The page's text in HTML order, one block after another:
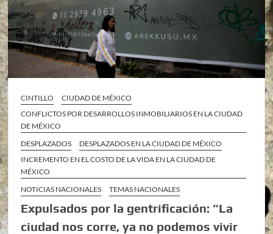
CINTILLO
CIUDAD DE MÉXICO
CONFLICTOS POR DESARROLLOS INMOBILIARIOS EN LA CIUDAD
DE MÉXICO
DESPLAZADOS
DESPLAZADOS EN LA CIUDAD DE MÉXICO
INCREMENTO EN EL COSTO DE LA VIDA EN LA CIUDAD DE
MÉXICO
NOTICIAS NACIONALES
TEMAS NACIONALES
Expulsados por la gentrificación: “La
ciudad nos corre, ya no podemos vivir